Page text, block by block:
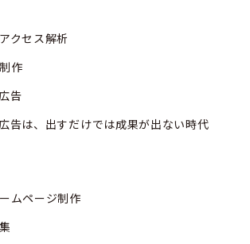
クセス解析
作
告
告は、出すだけでは成果が出ない時代
ムページ制作